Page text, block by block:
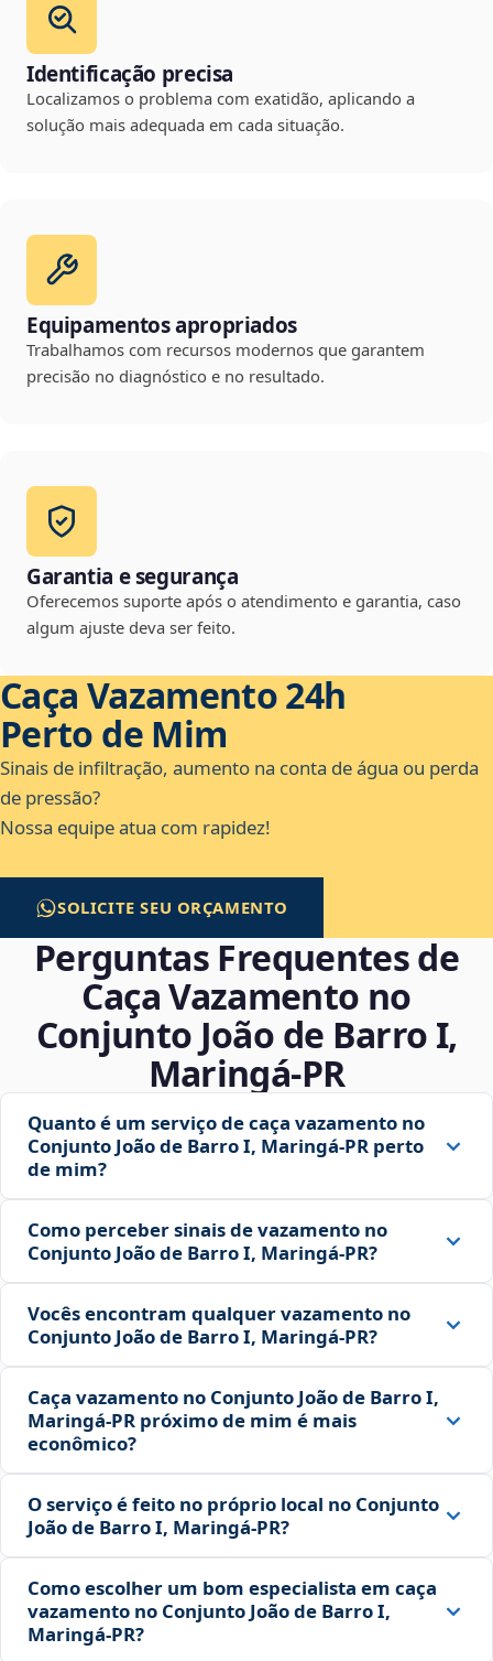
Identificação precisa
Localizamos o problema com exatidão, aplicando a
solução mais adequada em cada situação.
Equipamentos apropriados
Trabalhamos com recursos modernos que garantem
precisão no diagnóstico e no resultado.
Garantia e segurança
Oferecemos suporte após o atendimento e garantia, caso
algum ajuste deva ser feito.
Caça Vazamento 24h
Perto de Mim
Sinais de infiltração, aumento na conta de água ou perda
de pressão?
Nossa equipe atua com rapidez!
SOLICITE SEU ORÇAMENTO
Perguntas Frequentes de
Caça Vazamento no
Conjunto João de Barro I,
Maringá‑PR
Quanto é um serviço de caça vazamento no
Conjunto João de Barro I, Maringá‑PR perto
de mim?
Como perceber sinais de vazamento no
Conjunto João de Barro I, Maringá‑PR?
Vocês encontram qualquer vazamento no
Conjunto João de Barro I, Maringá‑PR?
Caça vazamento no Conjunto João de Barro I,
Maringá‑PR próximo de mim é mais
econômico?
O serviço é feito no próprio local no Conjunto
João de Barro I, Maringá‑PR?
Como escolher um bom especialista em caça
vazamento no Conjunto João de Barro I,
Maringá‑PR?